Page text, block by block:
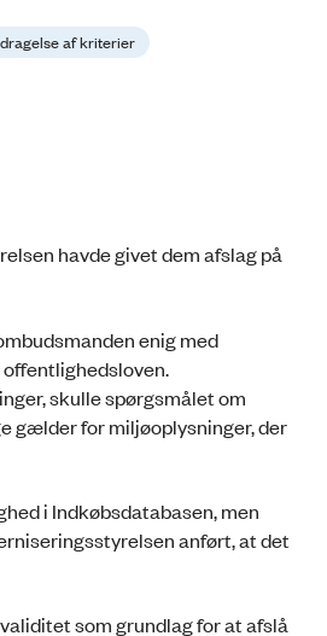
af kriterier
havde givet dem afslag på
enig med
skulle spørgsmålet om
gælder for miljøoplysninger, der
i Indkøbsdatabasen, men
anført, at det
som grundlag for at afslå